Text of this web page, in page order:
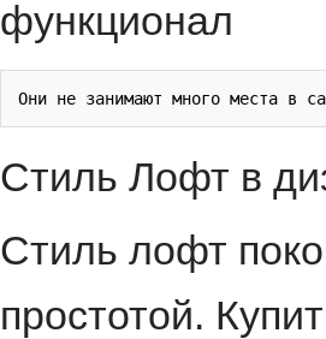
функционал
Стиль Лофт в
Стиль лофт
простотой.